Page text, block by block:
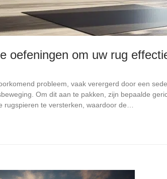
oefeningen om uw rug
probleem, vaak verergerd door een
Om dit aan te pakken, zijn bepaalde
rugspieren te versterken, waardoor de…